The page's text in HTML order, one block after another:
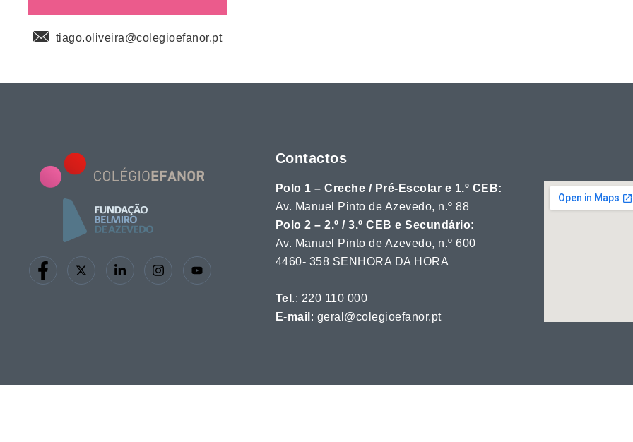
tiago.oliveira@colegioefanor.pt
Contactos
Polo 1 – Creche / Pré-Escolar e 1.º CEB:
Av. Manuel Pinto de Azevedo, n.º 88
Polo 2 – 2.º / 3.º CEB e Secundário:
Av. Manuel Pinto de Azevedo, n.º 600
4460- 358 SENHORA DA HORA
Tel .: 220 110 000
E-mail : geral@colegioefanor.pt